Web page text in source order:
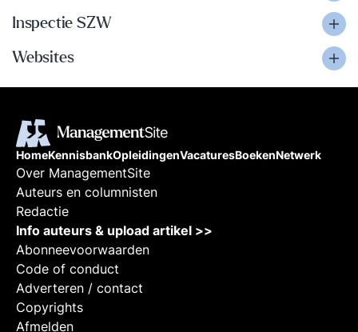
Inspectie SZW
Websites
HomeKennisbankOpleidingenVacaturesBoekenNetwerk
Over ManagementSite
Auteurs en columnisten
Redactie
Info auteurs & upload artikel >>
Abonneevoorwaarden
Code of conduct
Adverteren / contact
Copyrights
Afmelden